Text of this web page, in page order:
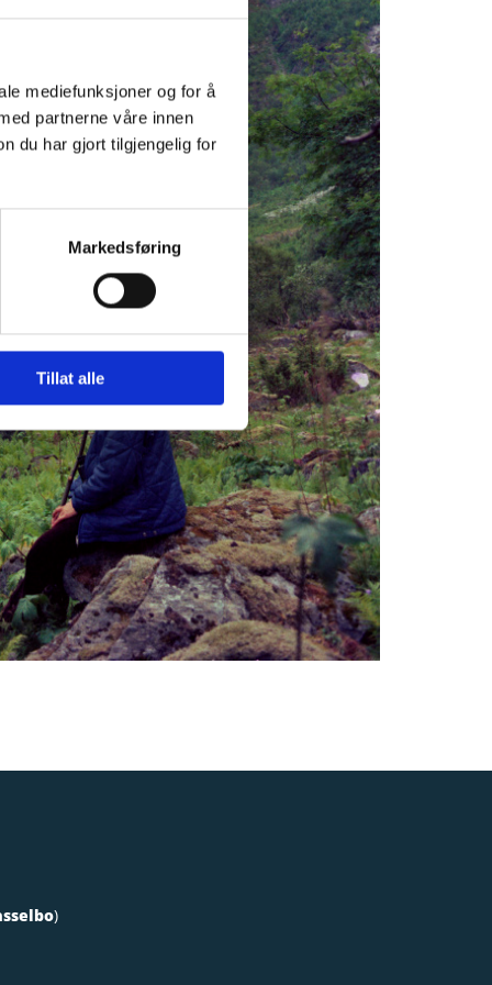
mediefunksjoner og for å
partnerne våre innen
du har gjort tilgjengelig for
Markedsføring
Tillat alle
)